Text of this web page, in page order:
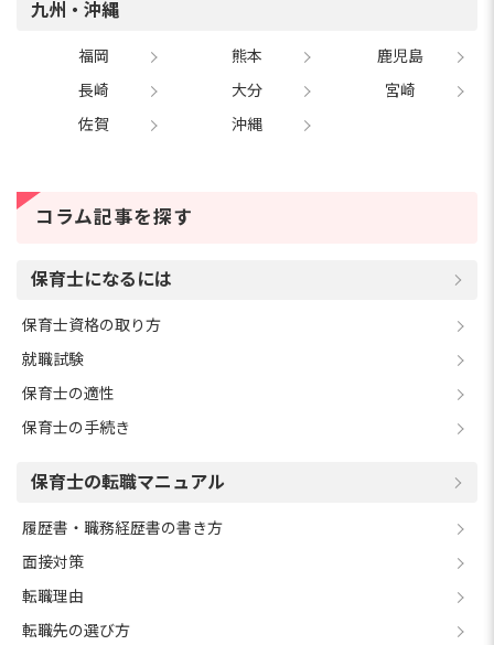
九州・沖縄
福岡 熊本
鹿児島
長崎
大分
宮崎
佐賀
沖縄
コラム記事を探す
保育士になるには
保育士資格の取り方
就職試験
保育士の適性
保育士の手続き
保育士の転職マニュアル
履歴書・職務経歴書の書き方
面接対策
転職理由
転職先の選び方